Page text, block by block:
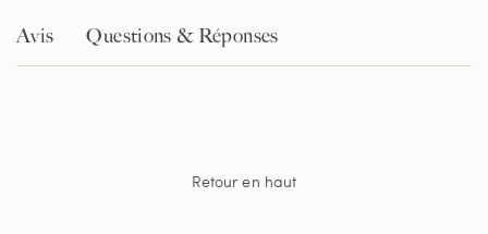
Avis Questions & Réponses
Retour en haut